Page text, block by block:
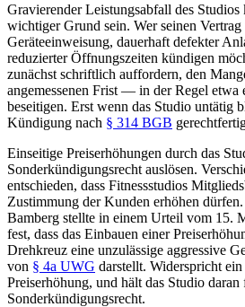
Gravierender Leistungsabfall des Studios
wichtiger Grund sein. Wer seinen
Geräteeinweisung, dauerhaft defekter
reduzierter Öffnungszeiten kündigen
zunächst schriftlich auffordern, den
angemessenen Frist — in der Regel
beseitigen. Erst wenn das Studio untätig
Kündigung nach § 314 BGB
Einseitige Preiserhöhungen durch das
Sonderkündigungsrecht auslösen.
entschieden, dass Fitnessstudios
Zustimmung der Kunden erhöhen
Bamberg stellte in einem Urteil vom 15.
fest, dass das Einbauen einer
Drehkreuz eine unzulässige aggressive
von § 4a UWG darstellt. Widerspricht
Preiserhöhung, und hält das Studio daran
Sonderkündigungsrecht.